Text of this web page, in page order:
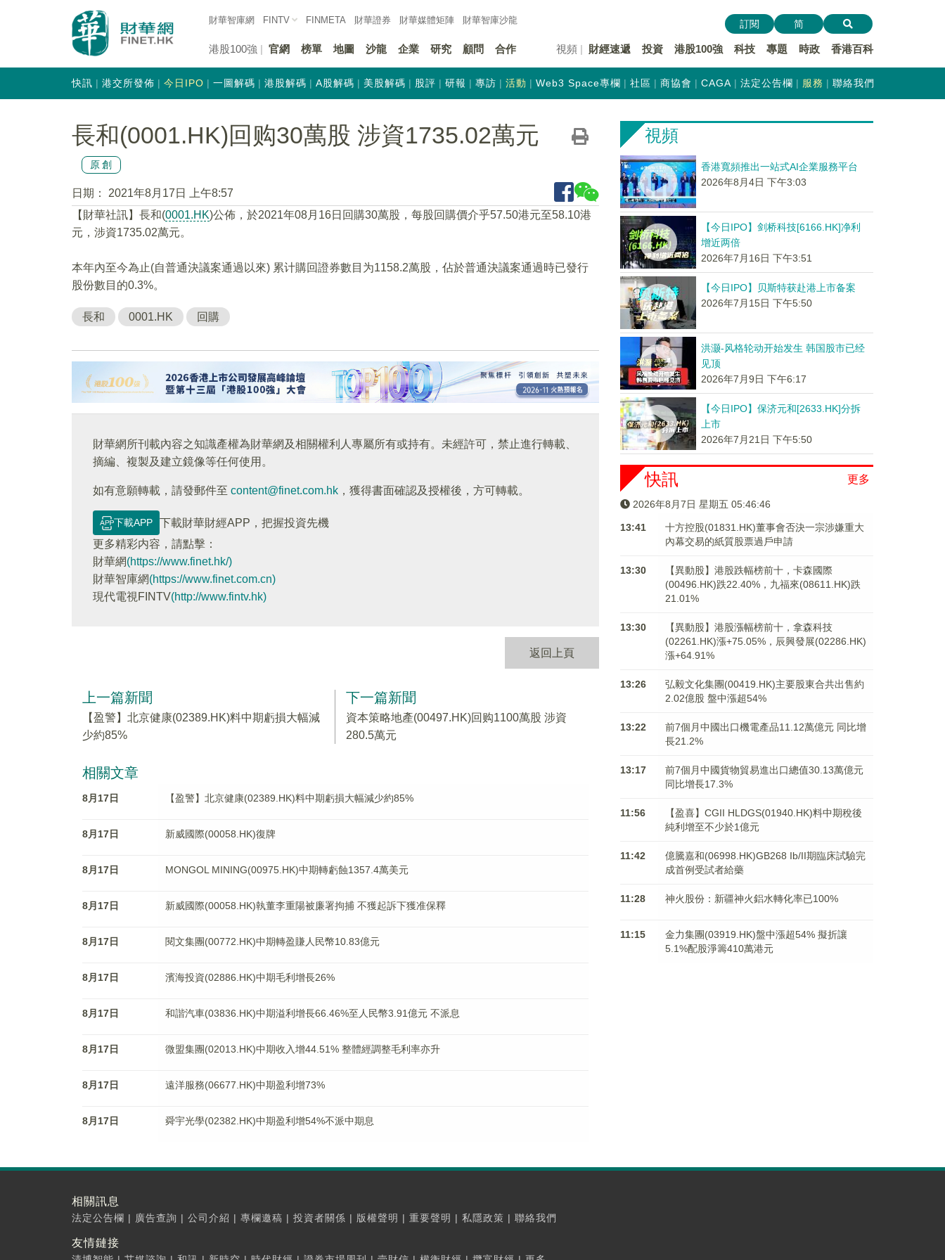
財華智庫網 FINTV FINMETA 財華證券 財華媒體矩陣 財華智庫沙龍
港股100強 官網 榜單 地圖 沙龍 企業 研究 顧問 合作 視頻 財經速遞 投資 港股100強 科技 專題 時政 香港百科
訂閱 简
快訊 港交所發佈 今日IPO 一圖解碼 港股解碼 A股解碼 美股解碼 股評 研報 專訪 活動 Web3 Space專欄 社區 商協會 CAGA 法定公告欄 服務 聯絡我們
長和(0001.HK)回购30萬股 涉資1735.02萬元
原創
日期：
2021年8月17日 上午8:57
【財華社訊】長和(0001.HK)公佈，於2021年08月16日回購30萬股，每股回購價介乎57.50港元至58.10港
元，涉資1735.02萬元。
本年內至今為止(自普通決議案通過以來) 累计購回證券數目为1158.2萬股，佔於普通決議案通過時已發行
股份數目的0.3%。
長和 0001.HK 回購
財華網所刊載內容之知識產權為財華網及相關權利人專屬所有或持有。未經許可，禁止進行轉載、
摘編、複製及建立鏡像等任何使用。
如有意願轉載，請發郵件至 content@finet.com.hk ，獲得書面確認及授權後，方可轉載。
下載APP
下載財華財經APP，把握投資先機
更多精彩内容，請點擊：
財華網(https://www.finet.hk/)
財華智庫網(https://www.finet.com.cn)
現代電視FINTV(http://www.fintv.hk)
返回上頁
上一篇新聞
【盈警】北京健康(02389.HK)料中期虧損大幅減
少約85%
下一篇新聞
資本策略地產(00497.HK)回购1100萬股 涉資
280.5萬元
相關文章
8月17日 【盈警】北京健康(02389.HK)料中期虧損大幅減少約85%
8月17日 新威國際(00058.HK)復牌
8月17日 MONGOL MINING(00975.HK)中期轉虧蝕1357.4萬美元
8月17日 新威國際(00058.HK)執董李重陽被廉署拘捕 不獲起訴下獲准保釋
8月17日 閱文集團(00772.HK)中期轉盈賺人民幣10.83億元
8月17日 濱海投資(02886.HK)中期毛利增長26%
8月17日 和諧汽車(03836.HK)中期溢利增長66.46%至人民幣3.91億元 不派息
8月17日 微盟集團(02013.HK)中期收入增44.51% 整體經調整毛利率亦升
8月17日 遠洋服務(06677.HK)中期盈利增73%
8月17日 舜宇光學(02382.HK)中期盈利增54%不派中期息
視頻
香港寬頻推出一站式AI企業服務平台
2026年8月4日 下午3:03
【今日IPO】剑桥科技[6166.HK]净利
增近两倍
2026年7月16日 下午3:51
【今日IPO】贝斯特获赴港上市备案
2026年7月15日 下午5:50
洪灏-风格轮动开始发生 韩国股市已经
见顶
2026年7月9日 下午6:17
【今日IPO】保济元和[2633.HK]分拆
上市
2026年7月21日 下午5:50
更多
快訊
2026年8月7日 星期五 05:46:46
13:41
十方控股(01831.HK)董事會否決一宗涉嫌重大
內幕交易的紙質股票過戶申請
13:30
【異動股】港股跌幅榜前十，卡森國際
(00496.HK)跌22.40%，九福來(08611.HK)跌
21.01%
13:30
【異動股】港股漲幅榜前十，拿森科技
(02261.HK)漲+75.05%，辰興發展(02286.HK)
漲+64.91%
13:26
弘毅文化集團(00419.HK)主要股東合共出售約
2.02億股 盤中漲超54%
13:22
前7個月中國出口機電產品11.12萬億元 同比增
長21.2%
13:17
前7個月中國貨物貿易進出口總值30.13萬億元
同比增長17.3%
11:56
【盈喜】CGII HLDGS(01940.HK)料中期稅後
純利增至不少於1億元
11:42
億騰嘉和(06998.HK)GB268 Ib/II期臨床試驗完
成首例受試者給藥
11:28 神火股份：新疆神火鋁水轉化率已100%
11:15
金力集團(03919.HK)盤中漲超54% 擬折讓
5.1%配股淨籌410萬港元
相關訊息
法定公告欄 | 廣告查詢 | 公司介紹 | 專欄邀稿 | 投資者關係 | 版權聲明 | 重要聲明 | 私隱政策 | 聯絡我們
友情鏈接